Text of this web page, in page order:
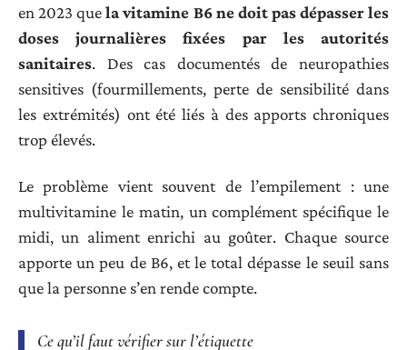
en 2023 quela vitamine B6 ne doit pas dépasser les
doses journalières fixées par les autorités
sanitaires. Des cas documentés de neuropathies
sensitives (fourmillements, perte de sensibilité dans
les extrémités) ont été liés à des apports chroniques
trop élevés.
Le problème vient souvent de l’empilement : une
multivitamine le matin, un complément spécifique le
midi, un aliment enrichi au goûter. Chaque source
apporte un peu de B6, et le total dépasse le seuil sans
que la personne s’en rende compte.
Ce qu’il faut vérifier sur l’étiquette